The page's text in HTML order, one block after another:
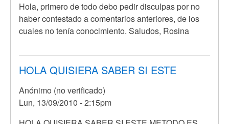
Hola, primero de todo debo pedir disculpas por no
haber contestado a comentarios anteriores, de los
cuales no tenía conocimiento. Saludos, Rosina
HOLA QUISIERA SABER SI ESTE
Anónimo (no verificado)
Lun, 13/09/2010 - 2:15pm